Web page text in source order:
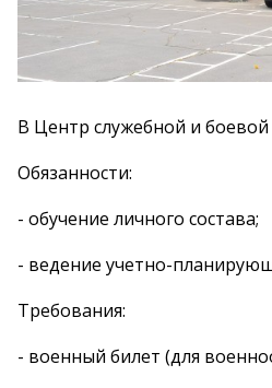
В Центр служебной и
Обязанности:
- обучение личного состава;
- ведение учетно-
Требования:
- военный билет (для